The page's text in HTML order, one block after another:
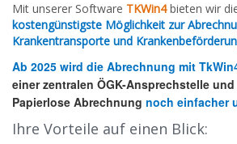
Mit unserer Software TKWin4bieten wir
kostengünstigste Möglichkeit zur
Krankentransporte und
Ab 2025 wird die Abrechnung mit
einer zentralen ÖGK-Ansprechstelle
Papierlose Abrechnung noch einfacher
Ihre Vorteile auf einen Blick: